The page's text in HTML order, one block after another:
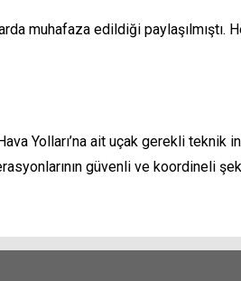
muhafaza edildiği
Yolları’na ait uçak gerekli
güvenli ve koordineli